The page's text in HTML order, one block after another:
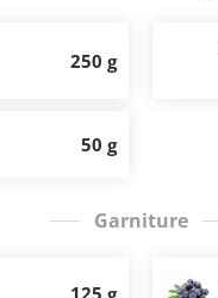
250 g
50 g
Garniture
125 g